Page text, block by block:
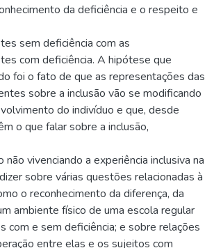
da deficiência e o respeito e
sem deficiência com as
com deficiência. A hipótese que
foi o fato de que as representações das
sobre a inclusão vão se modificando
do indivíduo e que, desde
o que falar sobre a inclusão,
vivenciando a experiência inclusiva na
sobre várias questões relacionadas à
o reconhecimento da diferença, da
ambiente físico de uma escola regular
com e sem deficiência; e sobre relações
entre elas e os sujeitos com